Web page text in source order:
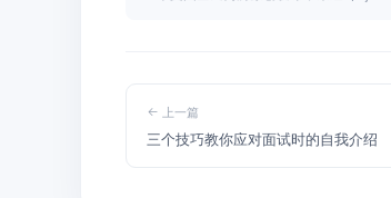
上一篇
三个技巧教你应对面试时的自我介绍